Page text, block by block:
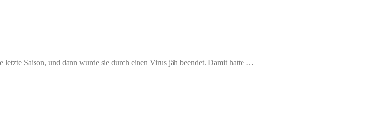
Saison, und dann wurde sie durch einen Virus jäh beendet. Damit hatte …